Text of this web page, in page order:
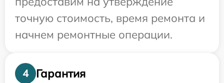
точную стоимость, время ремонта и
начнем ремонтные операции.
4
Гарантия